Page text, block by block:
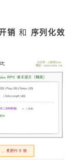
销 和 序列化效